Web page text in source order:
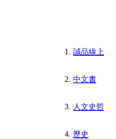
誠品線上
中文書
人文史哲
歷史